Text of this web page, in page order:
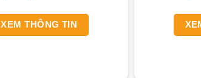
XEM THÔNG TIN